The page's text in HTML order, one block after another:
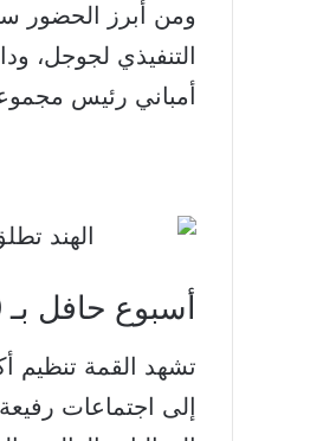
ومن أبرز الحضور
التنفيذي لجوجل،
أمباني رئيس
أسبوع حافل بـ 500 فعالية
إلى اجتماعات